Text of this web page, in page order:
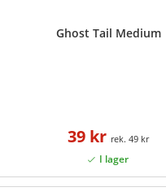
Ghost Tail Medium
39 kr 49 kr